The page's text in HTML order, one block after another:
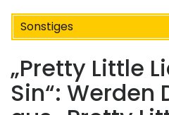
Sonstiges
„Pretty Little
Sin“: Werden